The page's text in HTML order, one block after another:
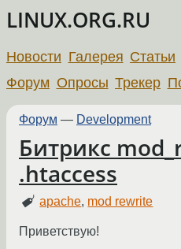
LINUX.ORG.RU
Новости Галерея Статьи
Форум Опросы Трекер
Форум — Development
Битрикс
.htaccess
apache, mod rewrite
Приветствую!